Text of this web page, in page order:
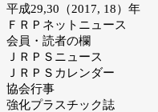
平成29,30（2017, 18）年
ＦＲＰネットニュース
会員・読者の欄
ＪＲＰＳニュース
ＪＲＰＳカレンダー
協会行事
強化プラスチック誌